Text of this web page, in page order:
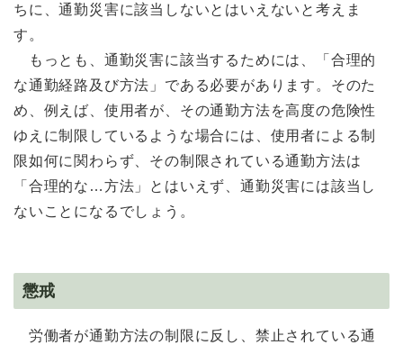
ちに、通勤災害に該当しないとはいえないと考えま
す。
もっとも、通勤災害に該当するためには、「合理的
な通勤経路及び方法」である必要があります。そのた
め、例えば、使用者が、その通勤方法を高度の危険性
ゆえに制限しているような場合には、使用者による制
限如何に関わらず、その制限されている通勤方法は
「合理的な…方法」とはいえず、通勤災害には該当し
ないことになるでしょう。
懲戒
労働者が通勤方法の制限に反し、禁止されている通